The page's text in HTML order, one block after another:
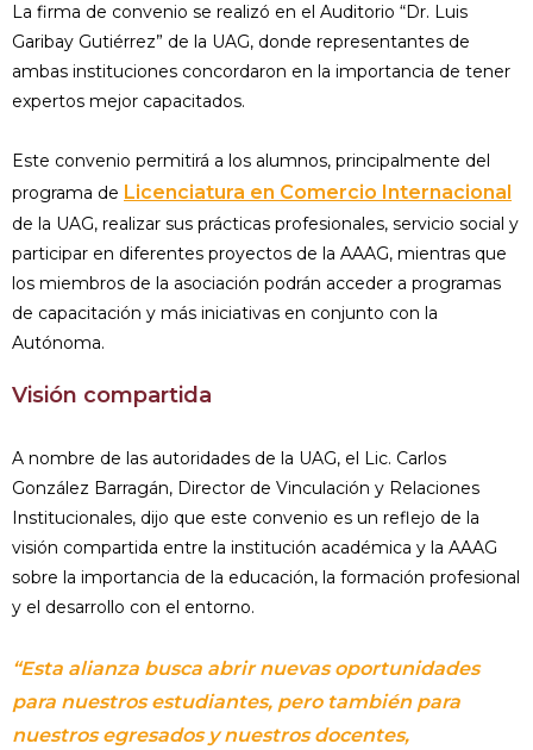
La firma de convenio se realizó en el Auditorio “Dr. Luis
Garibay Gutiérrez” de la UAG, donde representantes de
ambas instituciones concordaron en la importancia de tener
expertos mejor capacitados.
Este convenio permitirá a los alumnos, principalmente del
programa de Licenciatura en Comercio Internacional
de la UAG, realizar sus prácticas profesionales, servicio social y
participar en diferentes proyectos de la AAAG, mientras que
los miembros de la asociación podrán acceder a programas
de capacitación y más iniciativas en conjunto con la
Autónoma.
Visión compartida
A nombre de las autoridades de la UAG, el Lic. Carlos
González Barragán, Director de Vinculación y Relaciones
Institucionales, dijo que este convenio es un reflejo de la
visión compartida entre la institución académica y la AAAG
sobre la importancia de la educación, la formación profesional
y el desarrollo con el entorno.
“Esta alianza busca abrir nuevas oportunidades
para nuestros estudiantes, pero también para
nuestros egresados y nuestros docentes,